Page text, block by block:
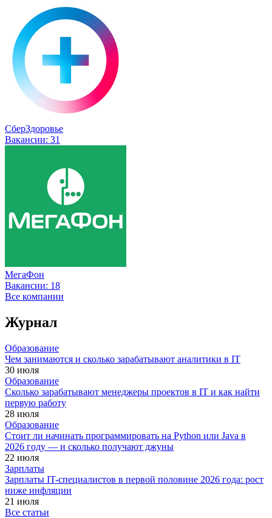
СберЗдоровье
Вакансии: 31
МегаФон
Вакансии: 18
Все компании
Журнал
Образование
Чем занимаются и сколько зарабатывают аналитики в IT
30 июля
Образование
Сколько зарабатывают менеджеры проектов в IT и как найти
первую работу
28 июля
Образование
Стоит ли начинать программировать на Python или Java в
2026 году — и сколько получают джуны
22 июля
Зарплаты
Зарплаты IT-специалистов в первой половине 2026 года: рост
ниже инфляции
21 июля
Все статьи